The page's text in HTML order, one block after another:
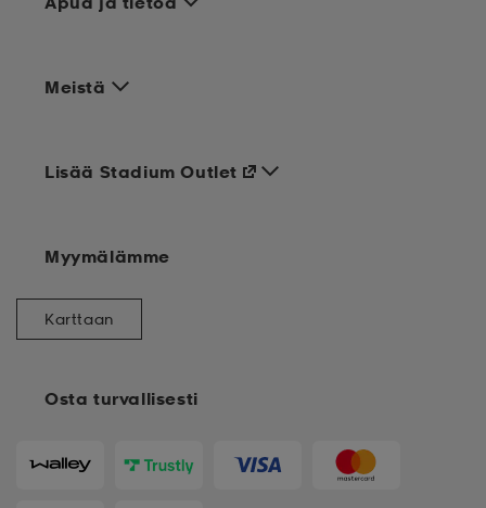
Meistä
Osta turvallisesti
Lisää Stadium Outlet
Myymälämme
Karttaan